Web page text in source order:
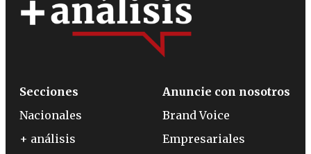
Secciones
Nacionales
+ análisis
Anuncie con nosotros
Brand Voice
Empresariales